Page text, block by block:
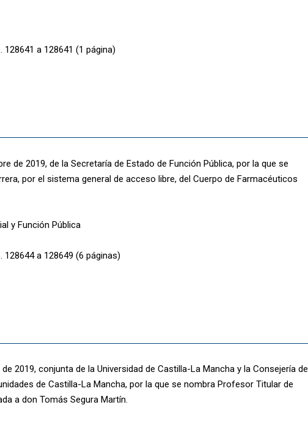
128641 a 128641 (1 página)
de 2019, de la Secretaría de Estado de Función Pública, por la que se
por el sistema general de acceso libre, del Cuerpo de Farmacéuticos
y Función Pública
128644 a 128649 (6 páginas)
2019, conjunta de la Universidad de Castilla-La Mancha y la Consejería de
de Castilla-La Mancha, por la que se nombra Profesor Titular de
a don Tomás Segura Martín.